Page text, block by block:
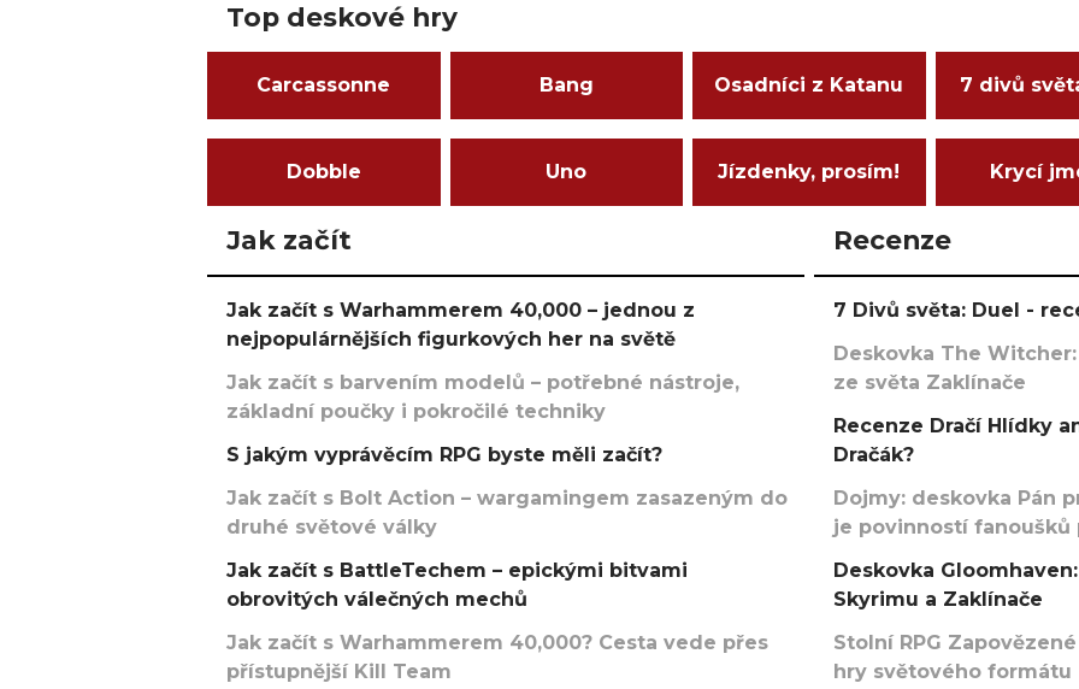
Top deskové hry
Carcassonne Bang Osadníci z Katanu 7 divů
Dobble Uno Jízdenky, prosím! Krycí
Jak začít
Jak začít s Warhammerem 40,000 – jednou z
nejpopulárnějších figurkových her na světě
Jak začít s barvením modelů – potřebné nástroje,
základní poučky i pokročilé techniky
S jakým vyprávěcím RPG byste měli začít?
Jak začít s Bolt Action – wargamingem zasazeným do
druhé světové války
Jak začít s BattleTechem – epickými bitvami
obrovitých válečných mechů
Jak začít s Warhammerem 40,000? Cesta vede přes
přístupnější Kill Team
Recenze
7 Divů světa: Duel -
Deskovka The
ze světa Zaklínače
Recenze Dračí Hlídky
Dračák?
Dojmy: deskovka Pán
je povinností fanoušků
Deskovka
Skyrimu a Zaklínače
Stolní RPG
hry světového formátu